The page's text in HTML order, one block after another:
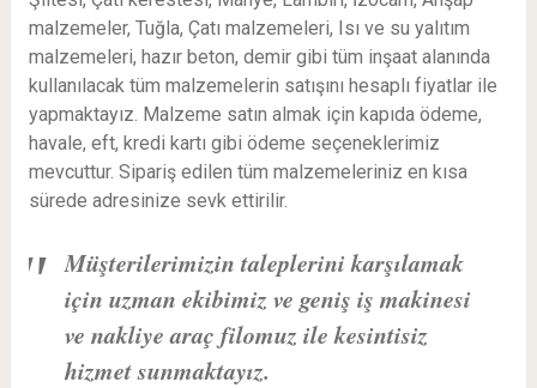
malzemeler, Tuğla, Çatı malzemeleri, Isı ve su yalıtım
malzemeleri, hazır beton, demir gibi tüm inşaat alanında
kullanılacak tüm malzemelerin satışını hesaplı fiyatlar ile
yapmaktayız. Malzeme satın almak için kapıda ödeme,
havale, eft, kredi kartı gibi ödeme seçeneklerimiz
mevcuttur. Sipariş edilen tüm malzemeleriniz en kısa
sürede adresinize sevk ettirilir.
Müşterilerimizin taleplerini karşılamak
için uzman ekibimiz ve geniş iş makinesi
ve nakliye araç filomuz ile kesintisiz
hizmet sunmaktayız.